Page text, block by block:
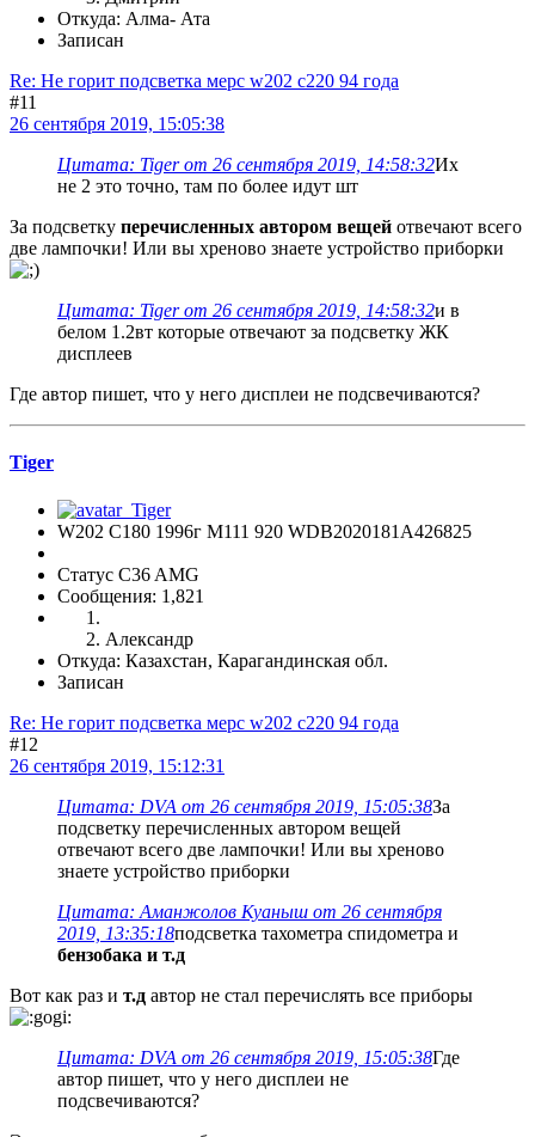
Откуда: Алма- Ата
Записан
Re: Не горит подсветка мерс w202 c220 94 года
#11
26 сентября 2019, 15:05:38
Цитата: Tiger от 26 сентября 2019, 14:58:32Их
не 2 это точно, там по более идут шт
За подсветку перечисленных автором вещей отвечают всего
две лампочки! Или вы хреново знаете устройство приборки
Цитата: Tiger от 26 сентября 2019, 14:58:32и в
белом 1.2вт которые отвечают за подсветку ЖК
дисплеев
Где автор пишет, что у него дисплеи не подсвечиваются?
Tiger
W202 C180 1996г М111 920 WDB2020181A426825
Статус C36 AMG
Сообщения: 1,821
Александр
Откуда: Казахстан, Карагандинская обл.
Записан
Re: Не горит подсветка мерс w202 c220 94 года
#12
26 сентября 2019, 15:12:31
Цитата: DVA от 26 сентября 2019, 15:05:38За
подсветку перечисленных автором вещей
отвечают всего две лампочки! Или вы хреново
знаете устройство приборки
Цитата: Аманжолов Куаныш от 26 сентября
2019, 13:35:18подсветка тахометра спидометра и
бензобака и т.д
Вот как раз и т.д автор не стал перечислять все приборы
Цитата: DVA от 26 сентября 2019, 15:05:38Где
автор пишет, что у него дисплеи не
подсвечиваются?